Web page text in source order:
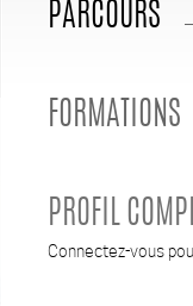
PARCOURS
FORMATIONS
PROFIL
Connectez-vous